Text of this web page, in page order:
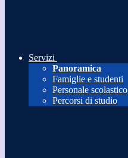
Servizi
Panoramica
Famiglie e studenti
Personale scolastico
Percorsi di studio